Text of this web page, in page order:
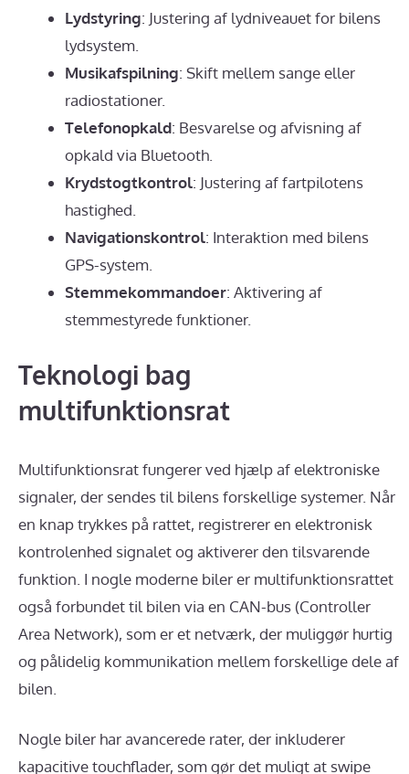
Lydstyring: Justering af lydniveauet for bilens
lydsystem.
Musikafspilning: Skift mellem sange eller
radiostationer.
Telefonopkald: Besvarelse og afvisning af
opkald via Bluetooth.
Krydstogtkontrol: Justering af fartpilotens
hastighed.
Navigationskontrol: Interaktion med bilens
GPS-system.
Stemmekommandoer: Aktivering af
stemmestyrede funktioner.
Teknologi bag
multifunktionsrat
Multifunktionsrat fungerer ved hjælp af elektroniske
signaler, der sendes til bilens forskellige systemer. Når
en knap trykkes på rattet, registrerer en elektronisk
kontrolenhed signalet og aktiverer den tilsvarende
funktion. I nogle moderne biler er multifunktionsrattet
også forbundet til bilen via en CAN-bus (Controller
Area Network), som er et netværk, der muliggør hurtig
og pålidelig kommunikation mellem forskellige dele af
bilen.
Nogle biler har avancerede rater, der inkluderer
kapacitive touchflader, som gør det muligt at swipe